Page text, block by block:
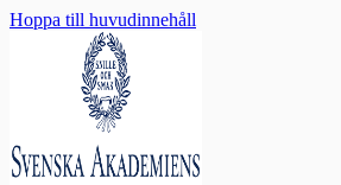
Hoppa till huvudinnehåll